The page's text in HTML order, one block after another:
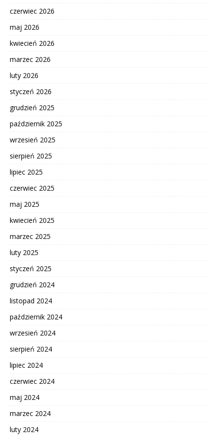
czerwiec 2026
maj 2026
kwiecień 2026
marzec 2026
luty 2026
styczeń 2026
grudzień 2025
październik 2025
wrzesień 2025
sierpień 2025
lipiec 2025
czerwiec 2025
maj 2025
kwiecień 2025
marzec 2025
luty 2025
styczeń 2025
grudzień 2024
listopad 2024
październik 2024
wrzesień 2024
sierpień 2024
lipiec 2024
czerwiec 2024
maj 2024
marzec 2024
luty 2024